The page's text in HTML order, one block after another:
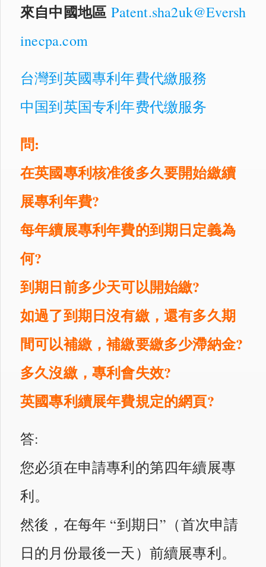
來自中國地區Patent.sha2uk@Eversh
inecpa.com
台灣到英國專利年費代繳服務
中国到英国专利年费代缴服务
問:
在英國專利核准後多久要開始繳續
展專利年費?
每年續展專利年費的到期日定義為
何?
到期日前多少天可以開始繳?
如過了到期日沒有繳，還有多久期
間可以補繳，補繳要繳多少滯納金?
多久沒繳，專利會失效?
英國專利續展年費規定的網頁?
答:
您必須在申請專利的第四年續展專
利。
然後，在每年 “到期日”（首次申請
日的月份最後一天）前續展專利。